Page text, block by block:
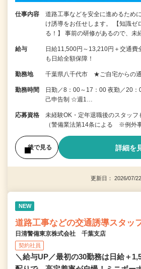
仕事内容
道路工事などを安全に進めるため
け誘導をお任せします。 【知識ゼ
る！】 事前の研修があるので、未
給与
日給11,500円～13,210円＋交通
も日給全額保障！
勤務地 千葉県八千代市 ★ご自宅からの
勤務時間
日勤／8：00～17：00 夜勤／20
己申告制 ☆週1…
応募資格
未経験OK・定年退職後のスタッフ
（警備業法第14条による ※例外
後で見る 詳細を
更新日： 2026/07/
NEW
道路工事などの交通誘導スタッ
日清警備東京株式会社 千葉支店
契約社員
＼給与UP／最初の30勤務は日給＋